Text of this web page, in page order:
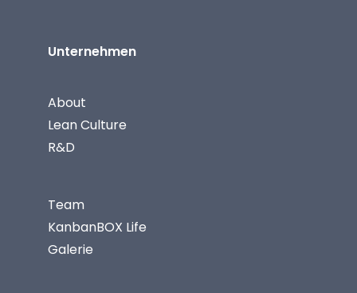
Unternehmen
About
Lean Culture
R&D
Team
KanbanBOX Life
Galerie